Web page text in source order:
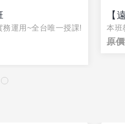
運用~全台唯一授課!
【
本班
原